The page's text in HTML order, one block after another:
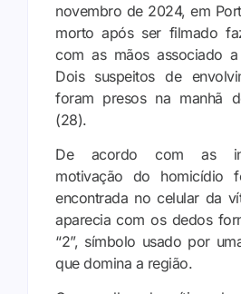
novembro de 2024, em
morto após ser filmado
com as mãos associado
Dois suspeitos de
foram presos na manhã
(28).
De acordo com as
motivação do homicídio
encontrada no celular da
aparecia com os dedos
“2”, símbolo usado por
que domina a região.